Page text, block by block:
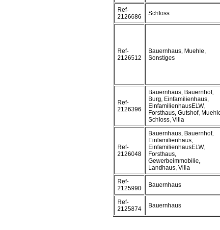
Ref-
2126686
Schloss
Ref-
2126512
Bauernhaus, Muehle,
Sonstiges
Ref-
2126396
Bauernhaus, Bauernhof,
Burg, Einfamilienhaus,
EinfamilienhausELW,
Forsthaus, Gutshof,
Schloss, Villa
Ref-
2126048
Bauernhaus, Bauernhof,
Einfamilienhaus,
EinfamilienhausELW,
Forsthaus,
Gewerbeimmobilie,
Landhaus, Villa
Ref-
2125990
Bauernhaus
Ref-
2125874
Bauernhaus